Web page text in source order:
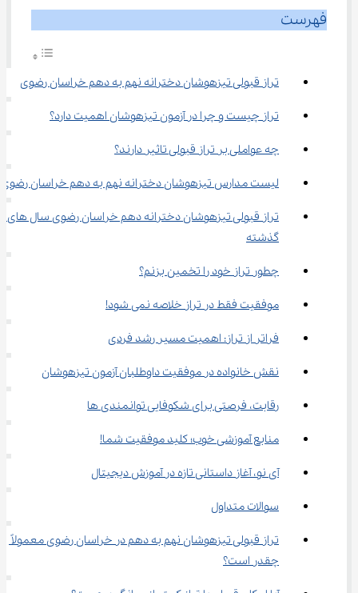
فهرست
تراز قبولی تیزهوشان دخترانه نهم به دهم خراسان رضوی
تراز چیست و چرا در آزمون تیزهوشان اهمیت دارد؟
چه عواملی بر تراز قبولی تاثیر دارند؟
لیست مدارس تیزهوشان دخترانه نهم به دهم خراسان رضوی
تراز قبولی تیزهوشان دخترانه دهم خراسان رضوی سال های
گذشته
چطور تراز خود را تخمین بزنم؟
موفقیت فقط در تراز خلاصه نمی شود!
فراتر از تراز: اهمیت مسیر رشد فردی
نقش خانواده در موفقیت داوطلبان آزمون تیزهوشان
رقابت، فرصتی برای شکوفایی توانمندی ها
منابع آموزشی خوب؛ کلید موفقیت شما!
آی‌ نو، آغاز داستانی تازه در آموزش دیجیتال
سوالات متداول
تراز قبولی تیزهوشان نهم به دهم در خراسان رضوی معمولاً
چقدر است؟